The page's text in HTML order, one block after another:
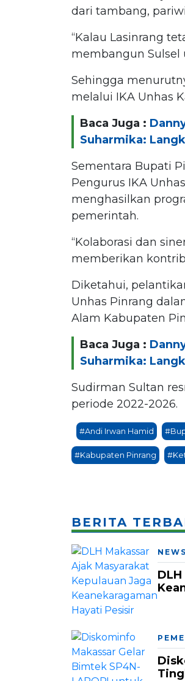
dari tambang,
“Kalau Lasinrang
membangun Sulsel
Sehingga
melalui IKA Unhas
Baca Juga :
Suharmika:
Sementara Bupati
Pengurus IKA
menghasilkan
pemerintah.
“Kolaborasi dan
memberikan
Diketahui,
Unhas Pinrang
Alam Kabupaten
Baca Juga :
Suharmika:
Sudirman Sultan
periode 2022-2026.
#Andi Irwan Hamid
#Kabupaten Pinrang
BERITA
NEWS